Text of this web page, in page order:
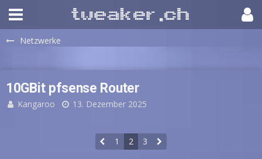
Netzwerke
10GBit pfsense Router
Kangaroo 13. Dezember 2025
1 2 3